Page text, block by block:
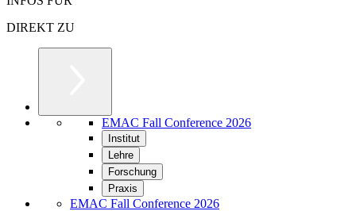
DIREKT ZU
EMAC Fall Conference 2026
Institut
Lehre
Forschung
Praxis
EMAC Fall Conference 2026